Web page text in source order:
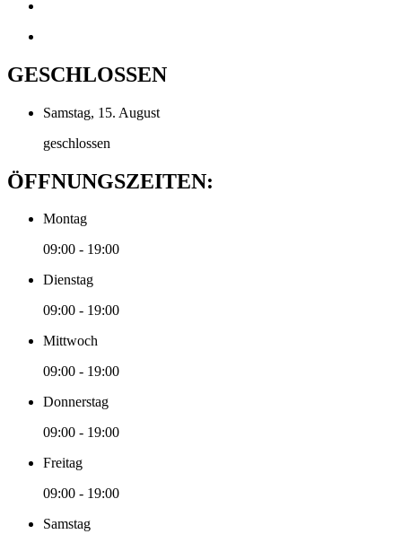
GESCHLOSSEN
Samstag, 15. August
geschlossen
ÖFFNUNGSZEITEN:
Montag
09:00 - 19:00
Dienstag
09:00 - 19:00
Mittwoch
09:00 - 19:00
Donnerstag
09:00 - 19:00
Freitag
09:00 - 19:00
Samstag